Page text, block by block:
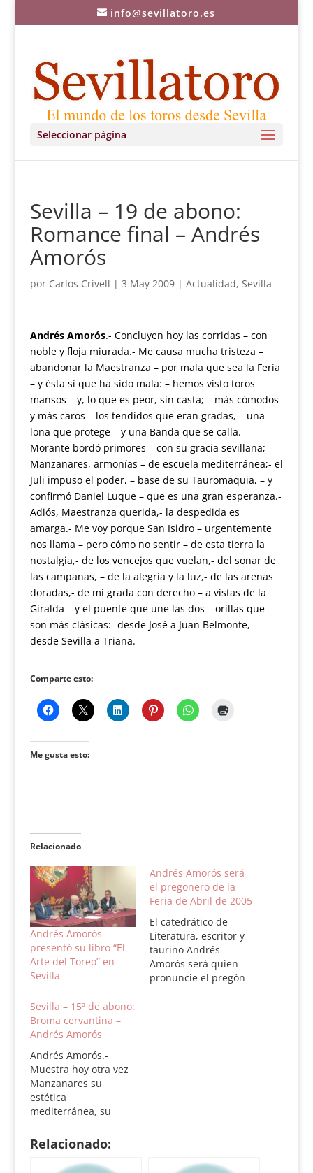
info@sevillatoro.es
Seleccionar página
Sevilla – 19 de abono:
Romance final – Andrés
Amorós
por Carlos Crivell | 3 May 2009| Actualidad, Sevilla
Andrés Amorós.- Concluyen hoy las corridas – con
noble y floja miurada.- Me causa mucha tristeza –
abandonar la Maestranza – por mala que sea la Feria
– y ésta sí que ha sido mala: – hemos visto toros
mansos – y, lo que es peor, sin casta; – más cómodos
y más caros – los tendidos que eran gradas, – una
lona que protege – y una Banda que se calla.-
Morante bordó primores – con su gracia sevillana; –
Manzanares, armonías – de escuela mediterránea;- el
Juli impuso el poder, – base de su Tauromaquia, – y
confirmó Daniel Luque – que es una gran esperanza.-
Adiós, Maestranza querida,- la despedida es
amarga.- Me voy porque San Isidro – urgentemente
nos llama – pero cómo no sentir – de esta tierra la
nostalgia,- de los vencejos que vuelan,- del sonar de
las campanas, – de la alegría y la luz,- de las arenas
doradas,- de mi grada con derecho – a vistas de la
Giralda – y el puente que une las dos – orillas que
son más clásicas:- desde José a Juan Belmonte, –
desde Sevilla a Triana.
Comparte esto:
Me gusta esto:
Relacionado
Andrés Amorós
presentó su libro “El
Arte del Toreo” en
Sevilla
Andrés Amorós será
el pregonero de la
Feria de Abril de 2005
El catedrático de
Literatura, escritor y
taurino Andrés
Amorós será quien
pronuncie el pregón
Sevilla – 15ª de abono:
Broma cervantina –
Andrés Amorós
Andrés Amorós.-
Muestra hoy otra vez
Manzanares su
estética
mediterránea, su
colocación. Y sus
estocadas. Pero
Relacionado: